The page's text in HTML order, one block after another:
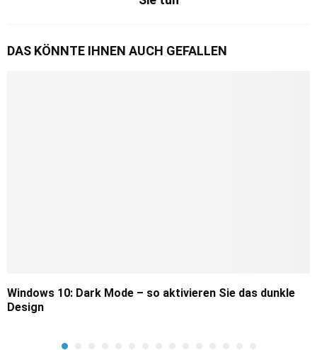
DAS KÖNNTE IHNEN AUCH GEFALLEN
Windows 10: Dark Mode – so aktivieren Sie das dunkle
Design